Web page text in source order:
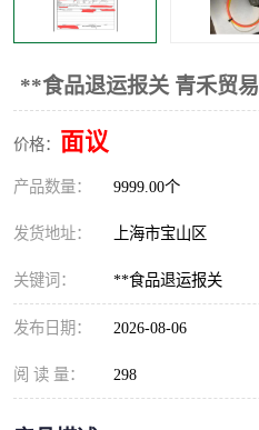
**食品退运报关 青禾贸易
价格： 面议
产品数量： 9999.00个
发货地址： 上海市宝山区
关键词： **食品退运报关
发布日期： 2026-08-06
阅 读 量： 298